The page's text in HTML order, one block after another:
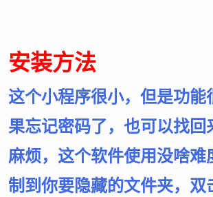
安装方法
这个小程序很小，但是功能
果忘记密码了，也可以找回
麻烦，这个软件使用没啥难
制到你要隐藏的文件夹，双